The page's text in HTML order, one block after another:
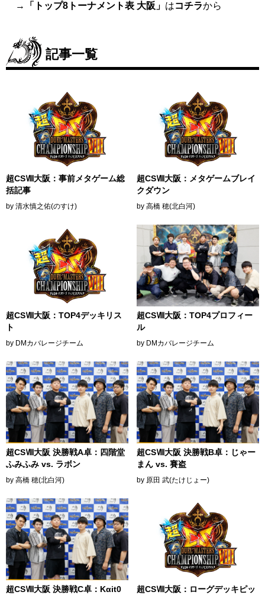
→ 「トップ8トーナメント表 大阪」 はコチラから
記事一覧
超CSⅧ大阪：事前メタゲーム総
括記事
by 清水慎之佑(のすけ)
超CSⅧ大阪：メタゲームブレイ
クダウン
by 高橋 穂(北白河)
超CSⅧ大阪：TOP4デッキリス
ト
by DMカバレージチーム
超CSⅧ大阪：TOP4プロフィー
ル
by DMカバレージチーム
超CSⅧ大阪 決勝戦A卓：四階堂
ふみふみ vs. ラボン
by 高橋 穂(北白河)
超CSⅧ大阪 決勝戦B卓：じゃー
まん vs. 賽盗
by 原田 武(たけじょー)
超CSⅧ大阪 決勝戦C卓：Kαit0
超CSⅧ大阪：ローグデッキピッ